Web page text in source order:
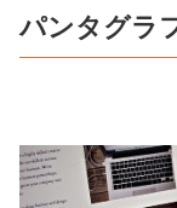
パンタグラ